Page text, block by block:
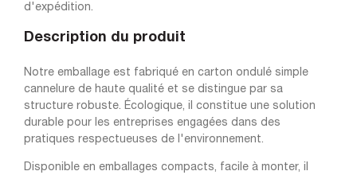
d'expédition.
Description du produit
Notre emballage est fabriqué en carton ondulé simple
cannelure de haute qualité et se distingue par sa
structure robuste. Écologique, il constitue une solution
durable pour les entreprises engagées dans des
pratiques respectueuses de l'environnement.
Disponible en emballages compacts, facile à monter, il